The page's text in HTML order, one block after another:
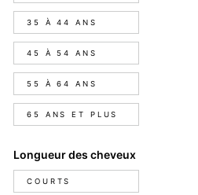
35 À 44 ANS
45 À 54 ANS
55 À 64 ANS
65 ANS ET PLUS
Longueur des cheveux
Longueur
COURTS